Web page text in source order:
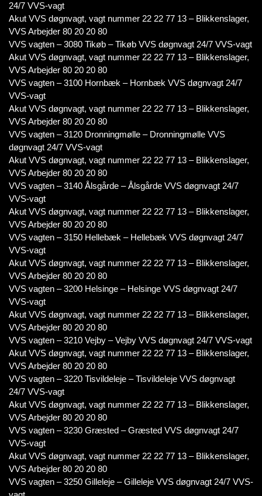
24/7 VVS-vagt
Akut VVS døgnvagt, vagt nummer 22 22 77 13 – Blikkenslager,
VVS Arbejder 80 20 20 80
VVS vagten – 3080 Tikøb – Tikøb VVS døgnvagt 24/7 VVS-vagt
Akut VVS døgnvagt, vagt nummer 22 22 77 13 – Blikkenslager,
VVS Arbejder 80 20 20 80
VVS vagten – 3100 Hornbæk – Hornbæk VVS døgnvagt 24/7
VVS-vagt
Akut VVS døgnvagt, vagt nummer 22 22 77 13 – Blikkenslager,
VVS Arbejder 80 20 20 80
VVS vagten – 3120 Dronningmølle – Dronningmølle VVS
døgnvagt 24/7 VVS-vagt
Akut VVS døgnvagt, vagt nummer 22 22 77 13 – Blikkenslager,
VVS Arbejder 80 20 20 80
VVS vagten – 3140 Ålsgårde – Ålsgårde VVS døgnvagt 24/7
VVS-vagt
Akut VVS døgnvagt, vagt nummer 22 22 77 13 – Blikkenslager,
VVS Arbejder 80 20 20 80
VVS vagten – 3150 Hellebæk – Hellebæk VVS døgnvagt 24/7
VVS-vagt
Akut VVS døgnvagt, vagt nummer 22 22 77 13 – Blikkenslager,
VVS Arbejder 80 20 20 80
VVS vagten – 3200 Helsinge – Helsinge VVS døgnvagt 24/7
VVS-vagt
Akut VVS døgnvagt, vagt nummer 22 22 77 13 – Blikkenslager,
VVS Arbejder 80 20 20 80
VVS vagten – 3210 Vejby – Vejby VVS døgnvagt 24/7 VVS-vagt
Akut VVS døgnvagt, vagt nummer 22 22 77 13 – Blikkenslager,
VVS Arbejder 80 20 20 80
VVS vagten – 3220 Tisvildeleje – Tisvildeleje VVS døgnvagt
24/7 VVS-vagt
Akut VVS døgnvagt, vagt nummer 22 22 77 13 – Blikkenslager,
VVS Arbejder 80 20 20 80
VVS vagten – 3230 Græsted – Græsted VVS døgnvagt 24/7
VVS-vagt
Akut VVS døgnvagt, vagt nummer 22 22 77 13 – Blikkenslager,
VVS Arbejder 80 20 20 80
VVS vagten – 3250 Gilleleje – Gilleleje VVS døgnvagt 24/7 VVS-